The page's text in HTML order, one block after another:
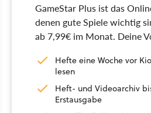
GameStar Plus ist das
denen gute Spiele wichtig
ab 7,99€ im Monat. Deine
Hefte eine Woche vor
lesen
Heft- und Videoarchiv
Erstausgabe